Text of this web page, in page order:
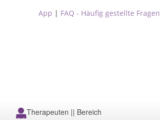
App | FAQ - Häufig gestellte Fragen
Therapeuten || Bereich